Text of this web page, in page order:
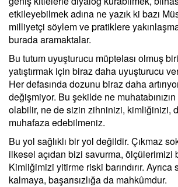
etkileyebilmek adına ne yazık ki bazı
milliyetçi söylem ve pratiklere
burada aramaktalar.
Bu tutum uyuşturucu müptelası olmuş
yatıştırmak için biraz daha uyuşturucu
Her defasında dozunu biraz daha
değişmiyor. Bu şekilde ne
olabilir, ne de sizin zihninizi, kimliğinizi,
muhafaza edebilmeniz.
Bu yol sağlıklı bir yol değildir. Çıkmaz
ilkesel açıdan bizi savurma, ölçülerimizi
Kimliğimizi yitirme riski barındırır. Ayrıca
kalmaya, başarısızlığa da mahkûmdur.